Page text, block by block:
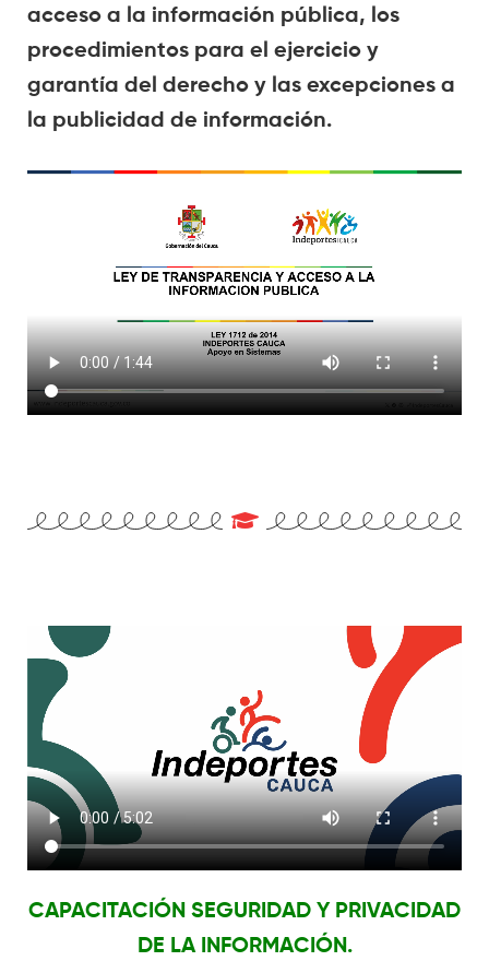
acceso a la información pública, los
procedimientos para el ejercicio y
garantía del derecho y las excepciones a
la publicidad de información.
CAPACITACIÓN SEGURIDAD Y PRIVACIDAD
DE LA INFORMACIÓN.